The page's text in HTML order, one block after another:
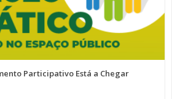
Participativo Está a Chegar